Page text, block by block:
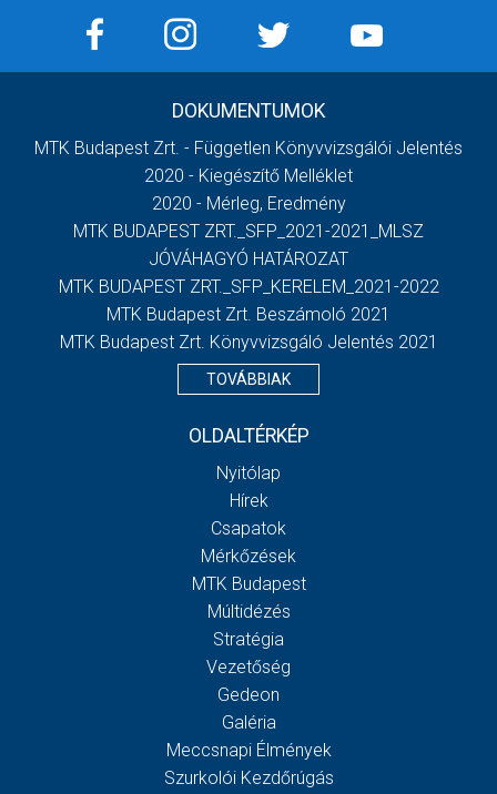
DOKUMENTUMOK
MTK Budapest Zrt. - Független Könyvvizsgálói Jelentés
2020 - Kiegészítő Melléklet
2020 - Mérleg, Eredmény
MTK BUDAPEST ZRT._SFP_2021-2021_MLSZ
JÓVÁHAGYÓ HATÁROZAT
MTK BUDAPEST ZRT._SFP_KERELEM_2021-2022
MTK Budapest Zrt. Beszámoló 2021
MTK Budapest Zrt. Könyvvizsgáló Jelentés 2021
TOVÁBBIAK
OLDALTÉRKÉP
Nyitólap
Hírek
Csapatok
Mérkőzések
MTK Budapest
Múltidézés
Stratégia
Vezetőség
Gedeon
Galéria
Meccsnapi Élmények
Szurkolói Kezdőrúgás